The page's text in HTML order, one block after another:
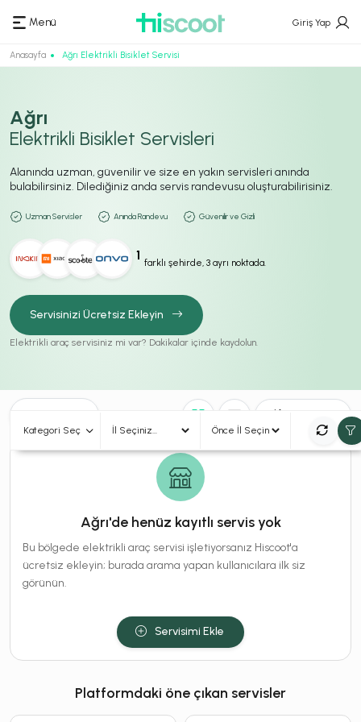
Menü Giriş Yap
Anasayfa Ağrı Elektrikli Bisiklet Servisi
Ağrı
Elektrikli Bisiklet Servisleri
Alanında uzman, güvenilir ve size en yakın servisleri anında
bulabilirsiniz. Dilediğiniz anda servis randevusu oluşturabilirisiniz.
Uzman Servisler Anında Randevu Güvenilir ve Gizli
1 farklı şehirde, 3 ayrı noktada.
Servisinizi Ücretsiz Ekleyin
Elektrikli araç servisiniz mi var? Dakikalar içinde kaydolun.
Kategori Seç
Ağrı'de henüz kayıtlı servis yok
Bu bölgede elektrikli araç servisi işletiyorsanız Hiscoot'a
ücretsiz ekleyin; burada arama yapan kullanıcılara ilk siz
görünün.
Servisimi Ekle
Platformdaki öne çıkan servisler